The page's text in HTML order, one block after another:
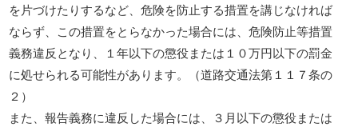
を片づけたりするなど、危険を防止する措置を講じなければ
ならず、この措置をとらなかった場合には、危険防止等措置
義務違反となり、１年以下の懲役または１０万円以下の罰金
に処せられる可能性があります。（道路交通法第１１７条の
２）
また、報告義務に違反した場合には、３月以下の懲役または